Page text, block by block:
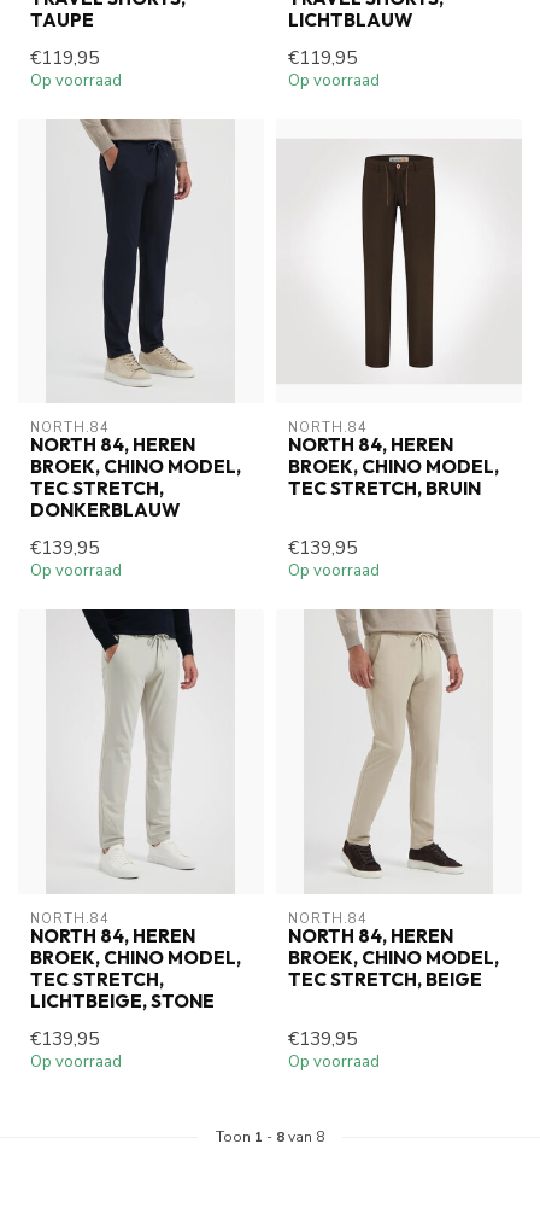
TAUPE
€119,95
Op voorraad
LICHTBLAUW
€119,95
Op voorraad
NORTH.84
NORTH 84, HEREN
BROEK, CHINO MODEL,
TEC STRETCH,
DONKERBLAUW
€139,95
Op voorraad
NORTH.84
NORTH 84, HEREN
BROEK, CHINO MODEL,
TEC STRETCH, BRUIN
€139,95
Op voorraad
NORTH.84
NORTH 84, HEREN
BROEK, CHINO MODEL,
TEC STRETCH,
LICHTBEIGE, STONE
€139,95
Op voorraad
NORTH.84
NORTH 84, HEREN
BROEK, CHINO MODEL,
TEC STRETCH, BEIGE
€139,95
Op voorraad
Toon 1 - 8van 8